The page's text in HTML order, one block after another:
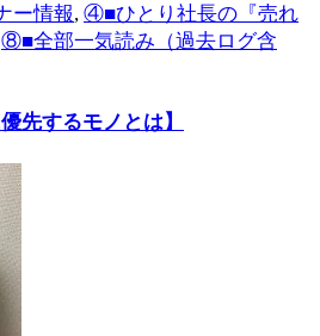
ー情報, ④■ひとり社長の『売れ
⑧■全部一気読み（過去ログ含
先するモノとは】